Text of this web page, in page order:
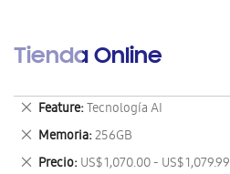
Tienda Online
Feature Tecnología AI
Eliminar
este
artículo
Memoria 256GB
Eliminar
este
Precio US$ 1,070.00 - US$ 1,079.99
Eliminar